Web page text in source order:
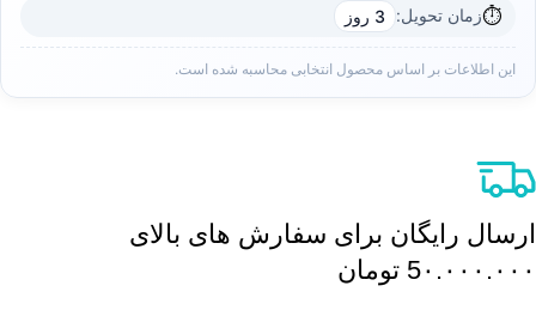
⏱️زمان تحویل: 3 روز
این اطلاعات بر اساس محصول انتخابی محاسبه شده است.
ارسال رایگان برای سفارش های بالای
5٠.٠٠٠.٠٠٠ تومان